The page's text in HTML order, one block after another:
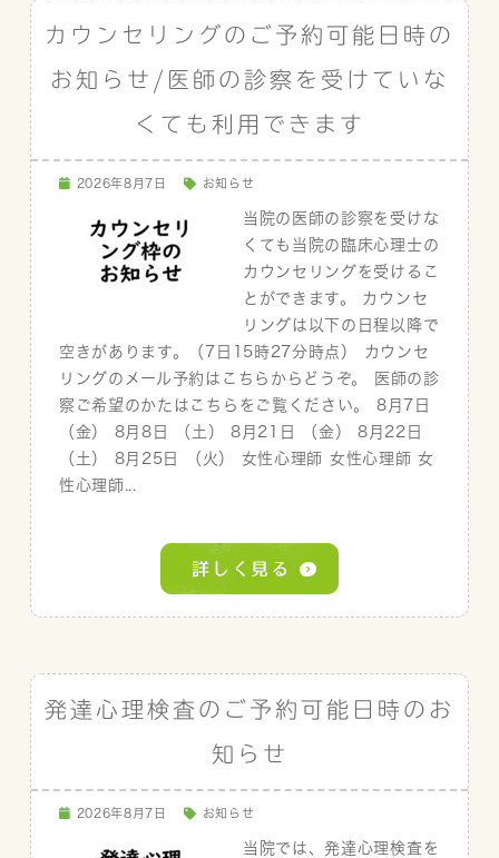
カウンセリングのご予約可能日時の
お知らせ/医師の診察を受けていな
くても利用できます
2026年8月7日 お知らせ
当院の医師の診察を受けな
くても当院の臨床心理士の
カウンセリングを受けるこ
とができます。 カウンセ
リングは以下の日程以降で
空きがあります。（7日15時27分時点） カウンセ
リングのメール予約はこちらからどうぞ。 医師の診
察ご希望のかたはこちらをご覧ください。 8月7日
（金） 8月8日 （土） 8月21日 （金） 8月22日
（土） 8月25日 （火） 女性心理師 女性心理師 女
性心理師...
発達心理検査のご予約可能日時のお
知らせ
2026年8月7日 お知らせ
当院では、発達心理検査を